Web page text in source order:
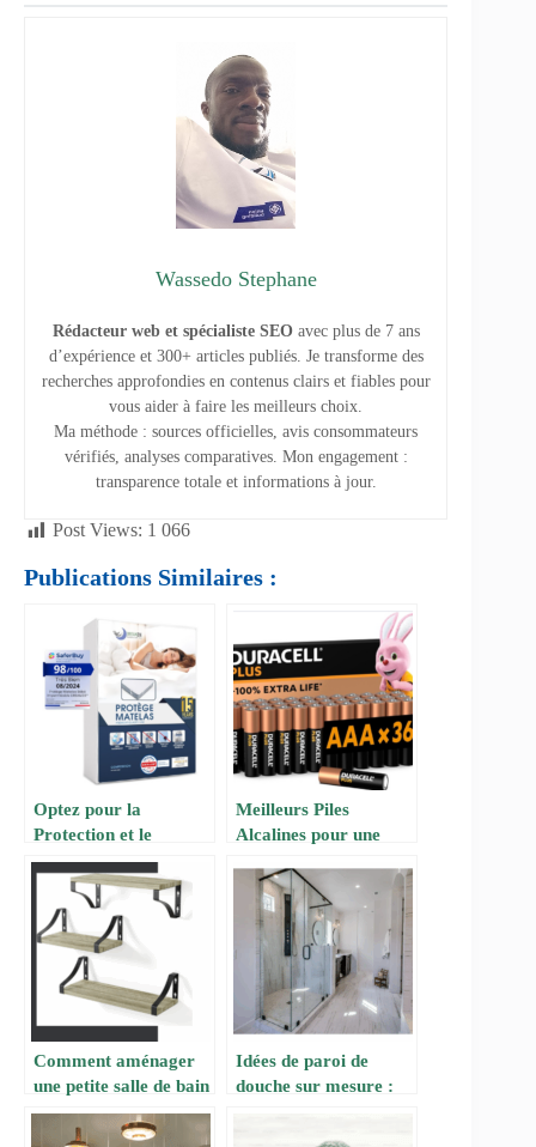
Wassedo Stephane
Rédacteur web et spécialiste SEOavec plus de 7 ans
d’expérience et 300+ articles publiés. Je transforme des
recherches approfondies en contenus clairs et fiables pour
vous aider à faire les meilleurs choix.
Ma méthode : sources officielles, avis consommateurs
vérifiés, analyses comparatives. Mon engagement :
transparence totale et informations à jour.
Post Views: 1 066
Publications Similaires :
Optez pour la
Protection et le
Confort avec le
Protège-Matelas
Imperméable
Dreamzie 160×200 cm
Meilleurs Piles
Alcalines pour une
Quotidien
Comment aménager
une petite salle de bain
: Astuces pour
maximiser l’espace
Idées de paroi de
douche sur mesure :